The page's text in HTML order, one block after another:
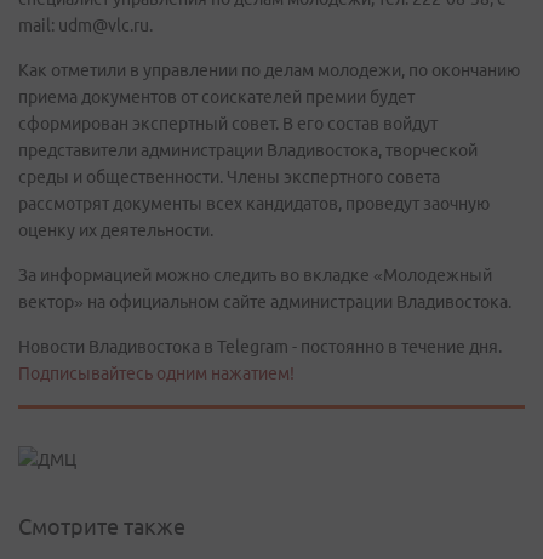
mail: udm@vlc.ru.
Как отметили в управлении по делам молодежи, по окончанию
приема документов от соискателей премии будет
сформирован экспертный совет. В его состав войдут
представители администрации Владивостока, творческой
среды и общественности. Члены экспертного совета
рассмотрят документы всех кандидатов, проведут заочную
оценку их деятельности.
За информацией можно следить во вкладке «Молодежный
вектор» на официальном сайте администрации Владивостока.
Новости Владивостока в Telegram - постоянно в течение дня.
Подписывайтесь одним нажатием!
Смотрите также